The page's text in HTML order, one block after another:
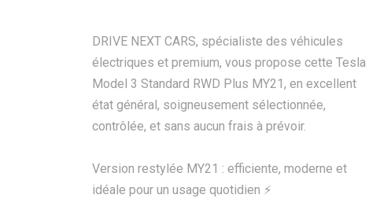
DRIVE NEXT CARS, spécialiste des véhicules
électriques et premium, vous propose cette Tesla
Model 3 Standard RWD Plus MY21, en excellent
état général, soigneusement sélectionnée,
contrôlée, et sans aucun frais à prévoir.
Version restylée MY21 : efficiente, moderne et
idéale pour un usage quotidien ⚡